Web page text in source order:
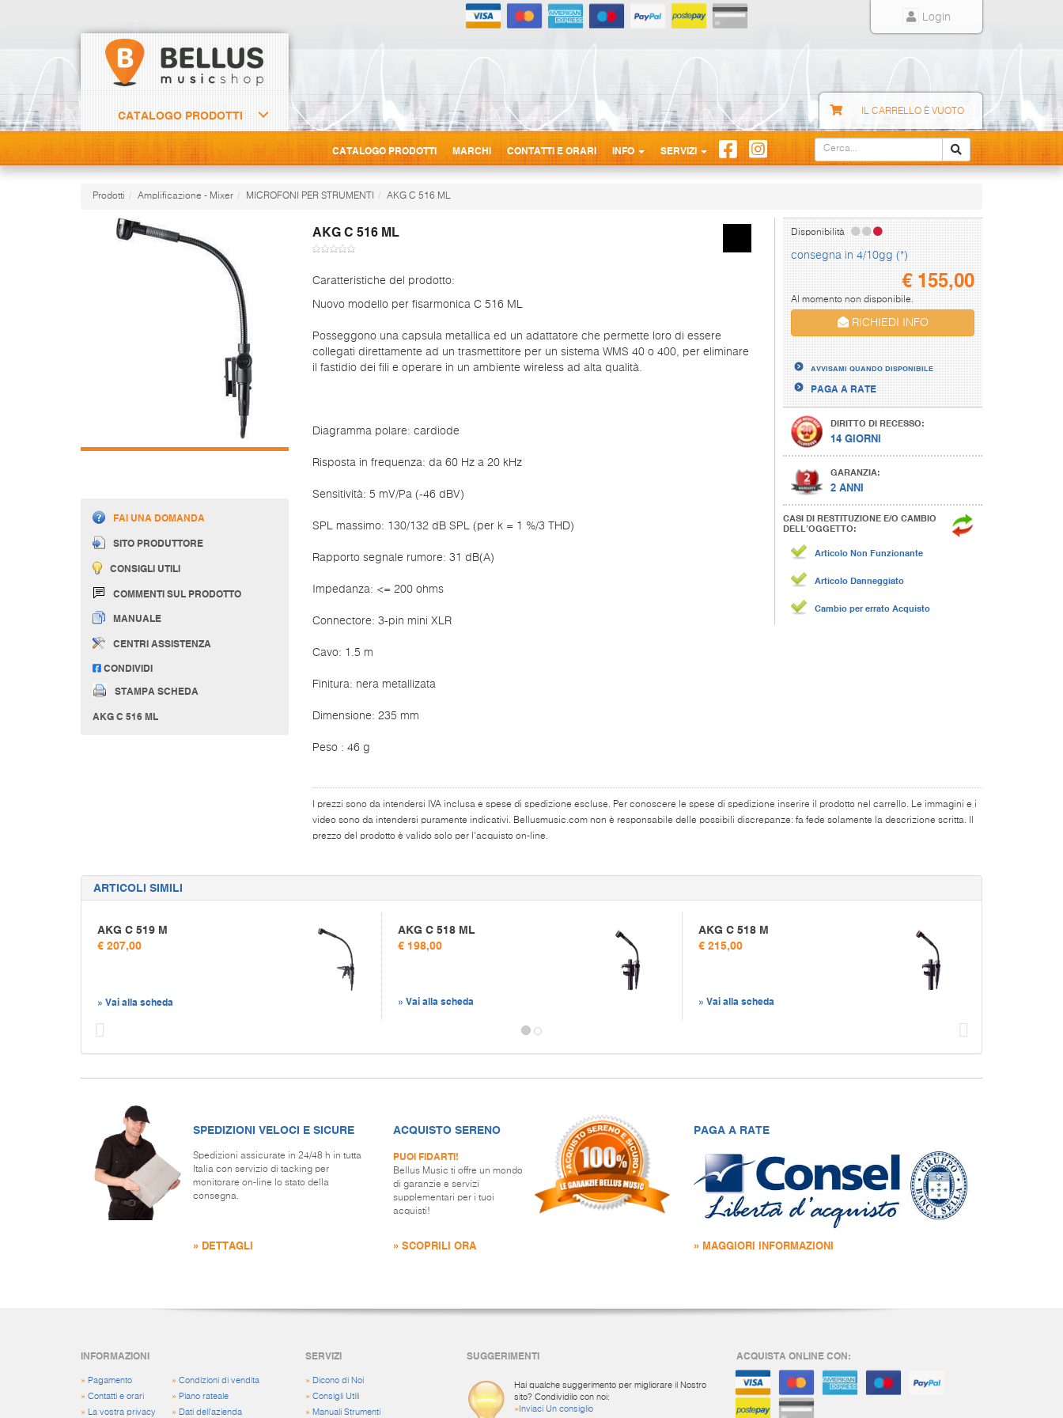
Login
CATALOGO PRODOTTI IL CARRELLO È VUOTO
CATALOGO PRODOTTI MARCHI CONTATTI E ORARI INFO SERVIZI
Prodotti Amplificazione - Mixer MICROFONI PER STRUMENTI AKG C 516 ML
AKG C 516 ML
FAI UNA DOMANDA
SITO PRODUTTORE
CONSIGLI UTILI
COMMENTI SUL PRODOTTO
MANUALE
CENTRI ASSISTENZA
CONDIVIDI
STAMPA SCHEDA
AKG C 516 ML
Caratteristiche del prodotto:
Nuovo modello per fisarmonica C 516 ML
Posseggono una capsula metallica ed un adattatore che permette loro di essere
collegati direttamente ad un trasmettitore per un sistema WMS 40 o 400, per eliminare
il fastidio dei fili e operare in un ambiente wireless ad alta qualità.
Diagramma polare: cardiode
Risposta in frequenza: da 60 Hz a 20 kHz
Sensitività: 5 mV/Pa (-46 dBV)
SPL massimo: 130/132 dB SPL (per k = 1 %/3 THD)
Rapporto segnale rumore: 31 dB(A)
Impedanza: <= 200 ohms
Connectore: 3-pin mini XLR
Cavo: 1.5 m
Finitura: nera metallizata
Dimensione: 235 mm
Peso : 46 g
Disponibilità
consegna in 4/10gg (*)
€155,00
Al momento non disponibile.
RICHIEDI INFO
AVVISAMI QUANDO DISPONIBILE
PAGA A RATE
DIRITTO DI RECESSO:
14 GIORNI
GARANZIA:
2 ANNI
CASI DI RESTITUZIONE E/O CAMBIO
DELL’OGGETTO:
Articolo Non Funzionante
Articolo Danneggiato
Cambio per errato Acquisto
I prezzi sono da intendersi IVA inclusa e spese di spedizione escluse. Per conoscere le spese di spedizione inserire il prodotto nel carrello. Le immagini e i
video sono da intendersi puramente indicativi. Bellusmusic.com non è responsabile delle possibili discrepanze: fa fede solamente la descrizione scritta. Il
prezzo del prodotto è valido solo per l'acquisto on-line.
ARTICOLI SIMILI
AKG C 519 M
€ 207,00
» Vai alla scheda
AKG C 518 ML
€ 198,00
» Vai alla scheda
AKG C 518 M
€ 215,00
» Vai alla scheda
SPEDIZIONI VELOCI E SICURE
Spedizioni assicurate in 24/48 h in tutta
Italia con servizio di tacking per
monitorare on-line lo stato della
consegna.
» DETTAGLI
ACQUISTO SERENO
PUOI FIDARTI!
Bellus Music ti offre un mondo
di garanzie e servizi
supplementari per i tuoi
acquisti!
» SCOPRILI ORA
PAGA A RATE
» MAGGIORI INFORMAZIONI
INFORMAZIONI
» Pagamento
» Contatti e orari
»
La vostra privacy
» Condizioni di vendita
» Piano rateale
» Dati dell'azienda
SERVIZI
» Dicono di Noi
»Consigli Utili
» Manuali Strumenti
SUGGERIMENTI
Hai qualche suggerimento per migliorare il Nostro
sito? Condividilo con noi:
» Inviaci Un consiglio
ACQUISTA ONLINE CON: